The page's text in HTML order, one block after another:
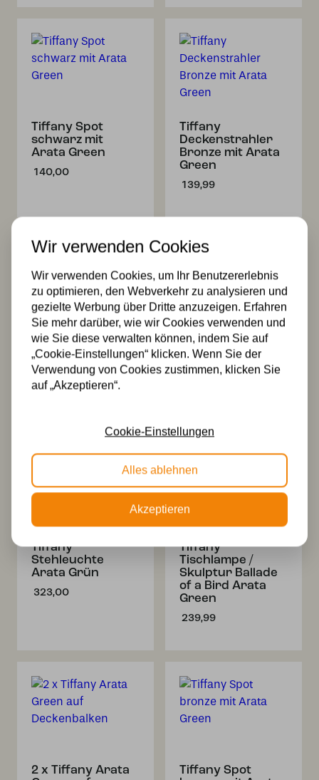
Tiffany Spot
schwarz mit
Arata Green
140,00
Tiffany
Deckenstrahler
Bronze mit Arata
Green
139,99
Tiffany
Wandleuchte
schwarz mit
Arata Green
134,00
Tiffany
Wandleuchte
Arata Grün
Tiffany
Stehleuchte
Arata Grün
323,00
Tiffany
Tischlampe /
Skulptur Ballade
of a Bird Arata
Green
239,99
2 x Tiffany Arata
Tiffany Spot
Wir verwenden Cookies
Wir verwenden Cookies, um Ihr Benutzererlebnis
zu optimieren, den Webverkehr zu analysieren und
gezielte Werbung über Dritte anzuzeigen. Erfahren
Sie mehr darüber, wie wir Cookies verwenden und
wie Sie diese verwalten können, indem Sie auf
„Cookie-Einstellungen“ klicken. Wenn Sie der
Verwendung von Cookies zustimmen, klicken Sie
auf „Akzeptieren“.
Cookie-Einstellungen
Alles ablehnen
Akzeptieren